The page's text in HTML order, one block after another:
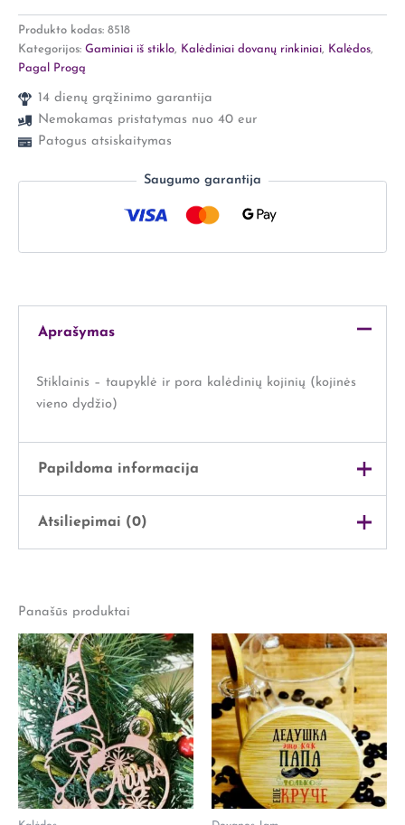
Produkto kodas: 8518
Kategorijos: Gaminiai iš stiklo, Kalėdiniai dovanų rinkiniai, Kalėdos,
Pagal Progą
14 dienų grąžinimo garantija
Nemokamas pristatymas nuo 40 eur
Patogus atsiskaitymas
Saugumo garantija
Aprašymas
Stiklainis – taupyklė ir pora kalėdinių kojinių (kojinės
vieno dydžio)
Papildoma informacija
Svoris
Atsiliepimai (0)
Rašyti atsiliepimą gali tik prisijungę pirkėjai, kurie yra
įsigiję šį produktą.
Panašūs produktai